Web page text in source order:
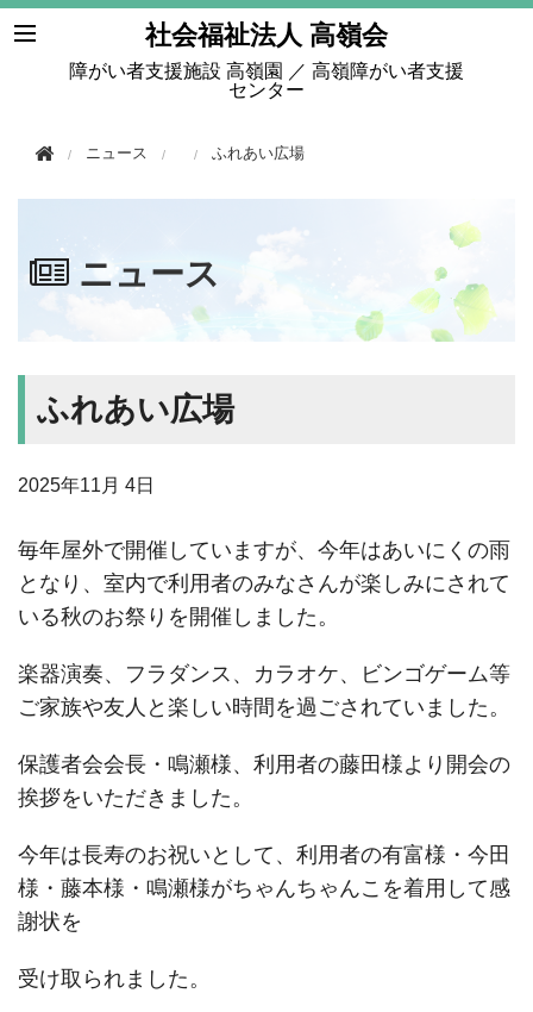
社会福祉法人 高嶺会
障がい者支援施設 高嶺園 ／ 高嶺障がい者支援
センター
ニュース ふれあい広場
ニュース
ふれあい広場
2025年11月 4日
毎年屋外で開催していますが、今年はあいにくの雨
となり、室内で利用者のみなさんが楽しみにされて
いる秋のお祭りを開催しました。
楽器演奏、フラダンス、カラオケ、ビンゴゲーム等
ご家族や友人と楽しい時間を過ごされていました。
保護者会会長・鳴瀬様、利用者の藤田様より開会の
挨拶をいただきました。
今年は長寿のお祝いとして、利用者の有富様・今田
様・藤本様・鳴瀬様がちゃんちゃんこを着用して感
謝状を
受け取られました。